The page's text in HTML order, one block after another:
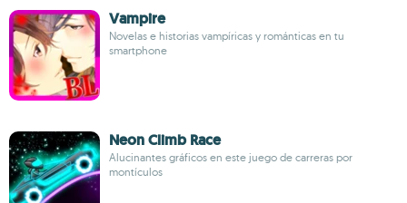
Vampire
Novelas e historias vampíricas y románticas en tu
smartphone
Neon Climb Race
Alucinantes gráficos en este juego de carreras por
montículos